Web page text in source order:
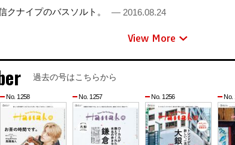
クナイプのバスソルト。
— 2016.08.24
View More
過去の号はこちらから
No. 1258 No. 1257 No. 1256 No.